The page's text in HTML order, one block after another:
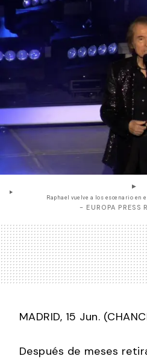
Raphael vuelve a los escenario en
- EUROPA PRESS
MADRID, 15 Jun.
Después de meses